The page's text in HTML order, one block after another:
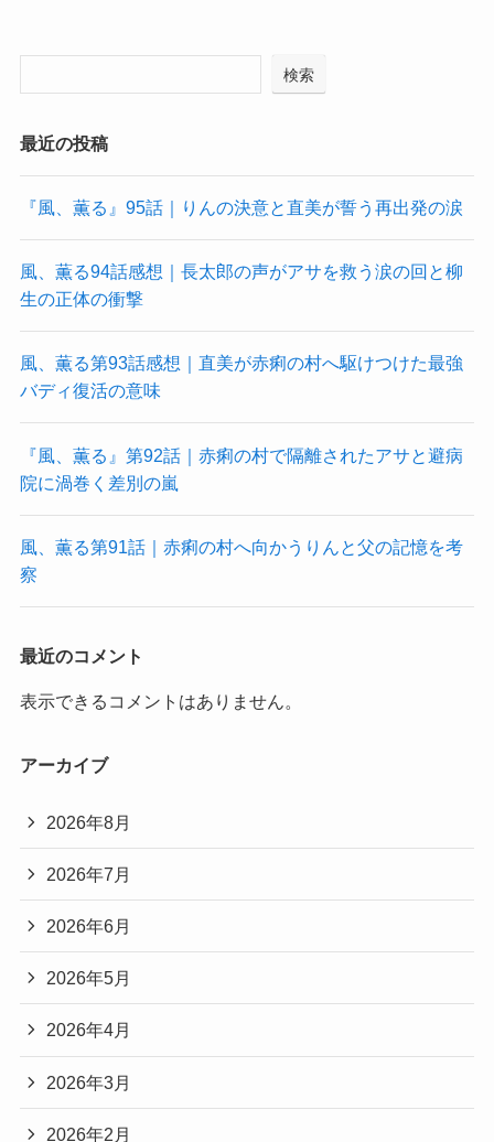
検索
最近の投稿
『風、薫る』95話｜りんの決意と直美が誓う再出発の涙
風、薫る94話感想｜長太郎の声がアサを救う涙の回と柳
生の正体の衝撃
風、薫る第93話感想｜直美が赤痢の村へ駆けつけた最強
バディ復活の意味
『風、薫る』第92話｜赤痢の村で隔離されたアサと避病
院に渦巻く差別の嵐
風、薫る第91話｜赤痢の村へ向かうりんと父の記憶を考
察
最近のコメント
表示できるコメントはありません。
アーカイブ
2026年8月
2026年7月
2026年6月
2026年5月
2026年4月
2026年3月
2026年2月